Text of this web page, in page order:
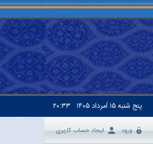
پنج شنبه۱۵ اَمرداد ۱۴۰۵ ۲۰:۳۳
ورود ایجاد حساب کاربری